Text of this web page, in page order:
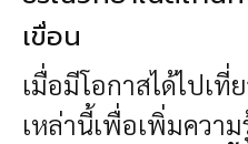
เขื่อน
เมื่อมีโอกาสได้ไปเที่
เหล่านี้เพื่อเพิ่มควา